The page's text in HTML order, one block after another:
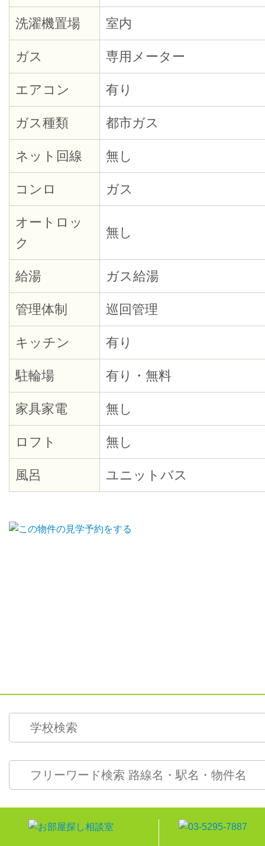
洗濯機置場 室内
ガス 専用メーター
エアコン 有り
ガス種類 都市ガス
ネット回線 無し
コンロ ガス
オートロッ
ク
無し
給湯 ガス給湯
管理体制 巡回管理
キッチン 有り
駐輪場 有り・無料
家具家電 無し
ロフト 無し
風呂 ユニットバス